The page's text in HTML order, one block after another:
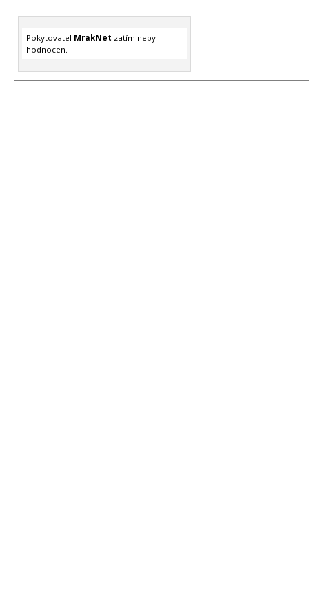
Pokytovatel MrakNet zatím nebyl
hodnocen.